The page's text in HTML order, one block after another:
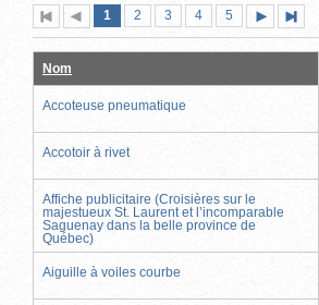
Première
page
Page
précédente
Page
1 (page
actuelle)
Page
2 Page
3 Page
4 Page
5
suivante
page
Nom
Accoteuse pneumatique
Accotoir à rivet
Affiche publicitaire (Croisières sur le
majestueux St. Laurent et l’incomparable
Saguenay dans la belle province de
Québec)
Aiguille à voiles courbe